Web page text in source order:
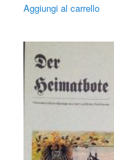
Aggiungi al carrello